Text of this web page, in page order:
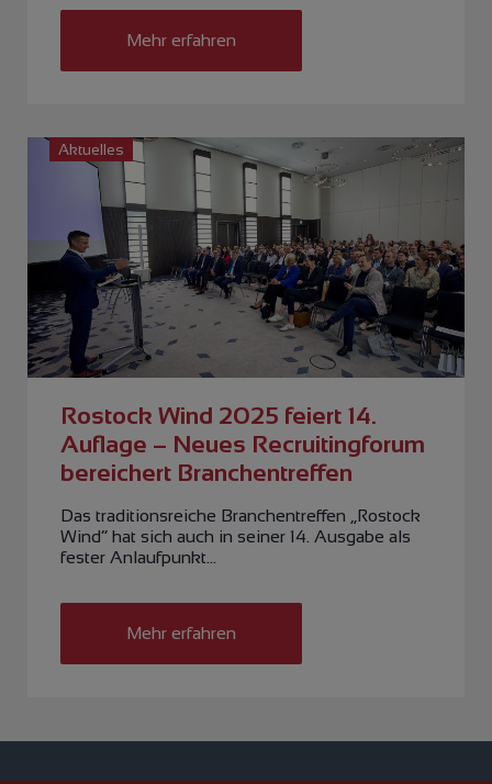
Mehr erfahren
Aktuelles
Rostock Wind 2025 feiert 14.
Auflage – Neues Recruitingforum
bereichert Branchentreffen
Das traditionsreiche Branchentreffen „Rostock
Wind“ hat sich auch in seiner 14. Ausgabe als
fester Anlaufpunkt…
Mehr erfahren